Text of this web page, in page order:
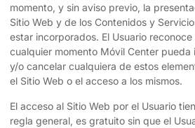
momento, y sin aviso previo, la
Sitio Web y de los Contenidos y
estar incorporados. El Usuario
cualquier momento Móvil Center pueda
y/o cancelar cualquiera de estos
el Sitio Web o el acceso a los mismos.
El acceso al Sitio Web por el Usuario
regla general, es gratuito sin que el